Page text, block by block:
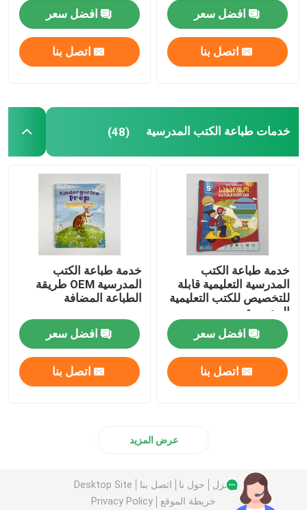
افضل سعر
اتصل بنا
افضل سعر
اتصل بنا
خدمات طباعة الكتب المدرسية (48)
خدمة طباعة الكتب
المدرسية التعليمية قابلة
للتخصيص للكتب التعليمية
المدرسية
افضل سعر
اتصل بنا
خدمة طباعة الكتب
المدرسية OEM طريقة
الطباعة المضافة
افضل سعر
اتصل بنا
عرض المزيد
منزل حول نا اتصل بنا
Desktop Site
خريطة الموقع
Privacy Policy